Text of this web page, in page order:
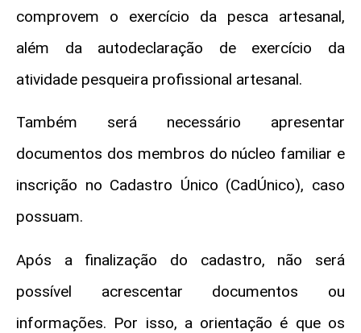
comprovem o exercício da pesca artesanal,
além da autodeclaração de exercício da
atividade pesqueira profissional artesanal.
Também será necessário apresentar
documentos dos membros do núcleo familiar e
inscrição no Cadastro Único (CadÚnico), caso
possuam.
Após a finalização do cadastro, não será
possível acrescentar documentos ou
informações. Por isso, a orientação é que os